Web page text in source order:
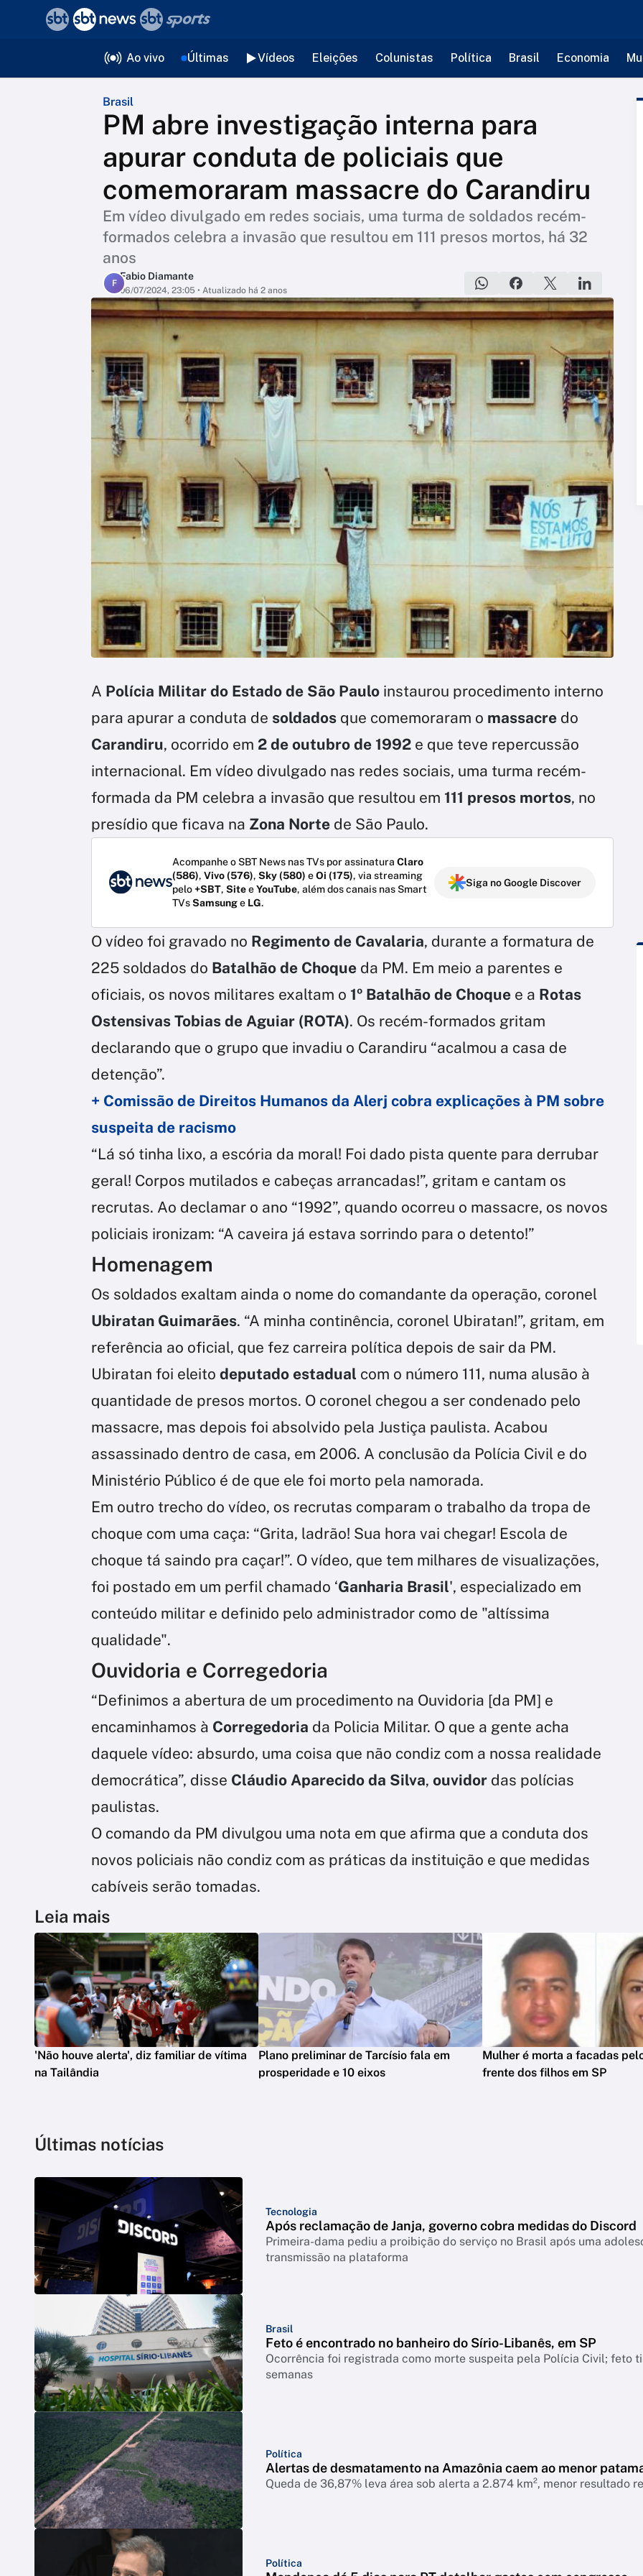
Ao vivo Últimas Vídeos Eleições Colunistas Política Brasil Economia
Brasil
PM abre investigação interna para
apurar conduta de policiais que
comemoraram massacre do Carandiru
Em vídeo divulgado em redes sociais, uma turma de soldados recém-
formados celebra a invasão que resultou em 111 presos mortos, há 32
anos
F
Fabio Diamante
06/07/2024, 23:05 • Atualizado há 2 anos
A Polícia Militar do Estado de São Paulo instaurou procedimento interno
para apurar a conduta de soldados que comemoraram o massacre do
Carandiru, ocorrido em 2 de outubro de 1992 e que teve repercussão
internacional. Em vídeo divulgado nas redes sociais, uma turma recém-
formada da PM celebra a invasão que resultou em 111 presos mortos, no
presídio que ficava na Zona Norte de São Paulo.
Acompanhe o SBT News nas TVs por assinatura Claro
(586), Vivo (576), Sky (580) eOi (175), via streaming
pelo+SBT, SiteeYouTube, além dos canais nas Smart
TVsSamsunge LG.
Siga no Google Discover
O vídeo foi gravado no Regimento de Cavalaria, durante a formatura de
225 soldados do Batalhão de Choque da PM. Em meio a parentes e
oficiais, os novos militares exaltam o 1º Batalhão de Choque e a Rotas
Ostensivas Tobias de Aguiar (ROTA). Os recém-formados gritam
declarando que o grupo que invadiu o Carandiru “acalmou a casa de
detenção”.
+ Comissão de Direitos Humanos da Alerj cobra explicações à PM sobre
suspeita de racismo
“Lá só tinha lixo, a escória da moral! Foi dado pista quente para derrubar
geral! Corpos mutilados e cabeças arrancadas!”, gritam e cantam os
recrutas. Ao declamar o ano “1992”, quando ocorreu o massacre, os novos
policiais ironizam: “A caveira já estava sorrindo para o detento!”
Homenagem
Os soldados exaltam ainda o nome do comandante da operação, coronel
Ubiratan Guimarães. “A minha continência, coronel Ubiratan!”, gritam, em
referência ao oficial, que fez carreira política depois de sair da PM.
Ubiratan foi eleito deputado estadual com o número 111, numa alusão à
quantidade de presos mortos. O coronel chegou a ser condenado pelo
massacre, mas depois foi absolvido pela Justiça paulista. Acabou
assassinado dentro de casa, em 2006. A conclusão da Polícia Civil e do
Ministério Público é de que ele foi morto pela namorada.
Em outro trecho do vídeo, os recrutas comparam o trabalho da tropa de
choque com uma caça: “Grita, ladrão! Sua hora vai chegar! Escola de
choque tá saindo pra caçar!”. O vídeo, que tem milhares de visualizações,
foi postado em um perfil chamado ‘Ganharia Brasil', especializado em
conteúdo militar e definido pelo administrador como de "altíssima
qualidade".
Ouvidoria e Corregedoria
“Definimos a abertura de um procedimento na Ouvidoria [da PM] e
encaminhamos à Corregedoria da Policia Militar. O que a gente acha
daquele vídeo: absurdo, uma coisa que não condiz com a nossa realidade
democrática”, disse Cláudio Aparecido da Silva, ouvidor das polícias
paulistas.
O comando da PM divulgou uma nota em que afirma que a conduta dos
novos policiais não condiz com as práticas da instituição e que medidas
cabíveis serão tomadas.
Leia mais
'Não houve alerta', diz familiar de vítima
na Tailândia
Plano preliminar de Tarcísio fala em
prosperidade e 10 eixos
Mulher é morta a facadas
frente dos filhos em SP
Últimas notícias
Tecnologia
Após reclamação de Janja, governo cobra medidas do Discord
Primeira-dama pediu a proibição do serviço no Brasil após uma
transmissão na plataforma
Brasil
Feto é encontrado no banheiro do Sírio-Libanês, em SP
Ocorrência foi registrada como morte suspeita pela Polícia Civil; feto
semanas
Política
Alertas de desmatamento na Amazônia caem ao menor
Queda de 36,87% leva área sob alerta a 2.874 km², menor resultado
Política
voltar
Editorias